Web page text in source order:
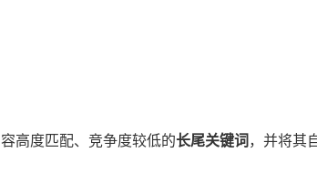
高度匹配、竞争度较低的​​长尾关键词​ ，并将其